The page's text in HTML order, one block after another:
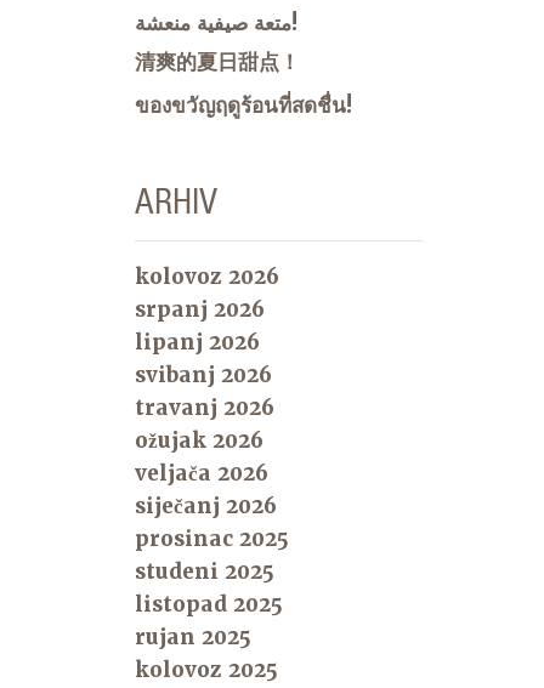
متعة صيفية منعشة!
清爽的夏日甜点！
ของขวัญฤดูร้อนที่สดชื่น!
ARHIV
kolovoz 2026
srpanj 2026
lipanj 2026
svibanj 2026
travanj 2026
ožujak 2026
veljača 2026
siječanj 2026
prosinac 2025
studeni 2025
listopad 2025
rujan 2025
kolovoz 2025